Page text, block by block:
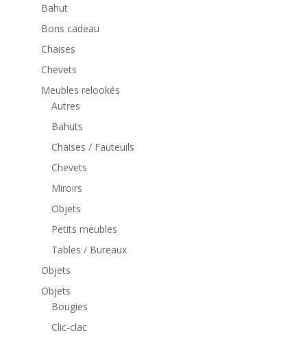
Bahut
Bons cadeau
Chaises
Chevets
Meubles relookés
Autres
Bahuts
Chaises / Fauteuils
Chevets
Miroirs
Objets
Petits meubles
Tables / Bureaux
Objets
Objets
Bougies
Clic-clac